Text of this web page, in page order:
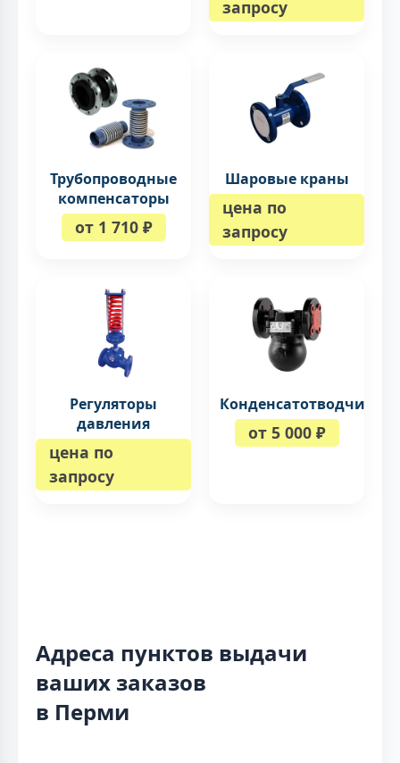
запросу
Трубопроводные
компенсаторы
от 1 710 ₽
Шаровые краны
цена по
запросу
Регуляторы
давления
цена по
запросу
Конденсатотводчики
от 5 000 ₽
Адреса пунктов выдачи
ваших заказов
в Перми